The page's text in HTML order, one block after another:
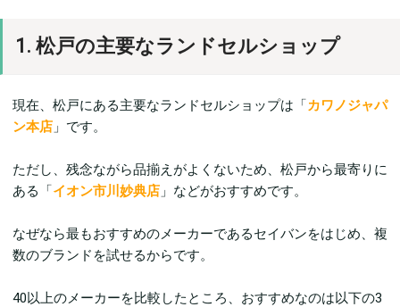
1. 松戸の主要なランドセルショップ
現在、松戸にある主要なランドセルショップは「カワノジャパ
ン本店 」です。
ただし、残念ながら品揃えがよくないため、松戸から最寄りに
ある「イオン市川妙典店 」などがおすすめです。
なぜなら最もおすすめのメーカーであるセイバンをはじめ、複
数のブランドを試せるからです。
40以上のメーカーを比較したところ、おすすめなのは以下の3